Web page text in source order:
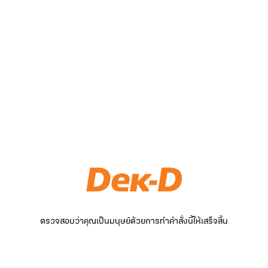
ตรวจสอบว่าคุณเป็นมนุษย์ด้วยการทำคำสั่งนี้ให้เสร็จสิ้น